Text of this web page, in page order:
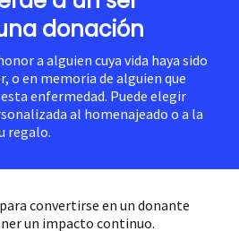
donación
a alguien cuya vida haya sido
o en memoria de alguien que
enfermedad. Puede elegir
al homenajeado o a la
regalo.
convertirse en un donante
un impacto continuo.